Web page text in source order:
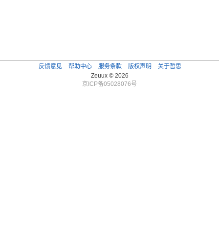
反馈意见 帮助中心 服务条款 版权声明
关于哲思
Zeuux © 2026
京ICP备05028076号